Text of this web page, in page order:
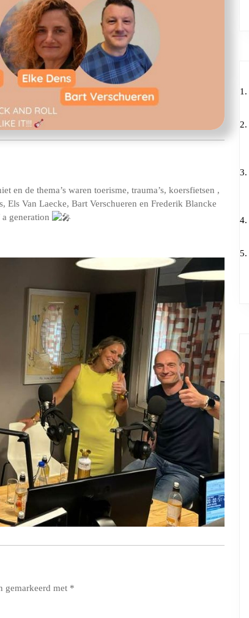
en de thema’s waren toerisme, trauma’s, koersfietsen ,
Van Laecke, Bart Verschueren en Frederik Blancke
generation
gemarkeerd met *